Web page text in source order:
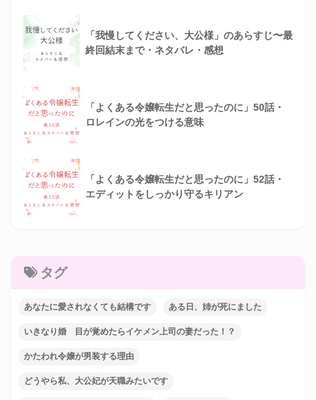
「我慢してください、大公様」のあらすじ〜最
終回結末まで・ネタバレ・感想
「よくある令嬢転生だと思ったのに」50話・
ロレインの光をつける意味
「よくある令嬢転生だと思ったのに」52話・
エディットをしっかり守るキリアン
タグ
あなたに愛されなくても結構です ある日、姉が死にました
いきなり婚 目が覚めたらイケメン上司の妻だった！？
かたわれ令嬢が男装する理由
どうやら私、大公妃が天職みたいです